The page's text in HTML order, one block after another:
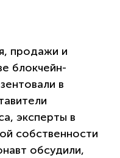
продажи и
блокчейн-
в
эксперты в
собственности
обсудили,